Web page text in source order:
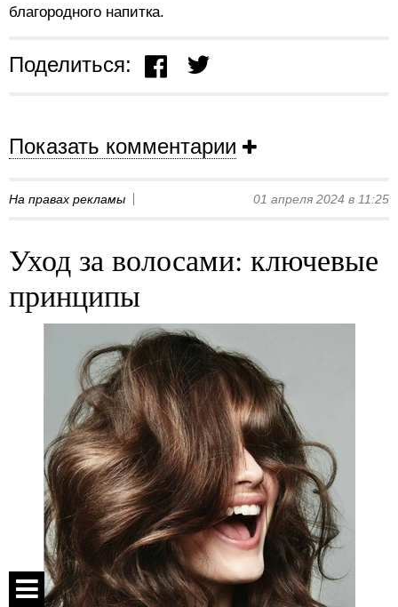
благородного напитка.
Поделиться:
Показать комментарии
На правах рекламы 01 апреля 2024 в 11:25
Уход за волосами: ключевые
принципы